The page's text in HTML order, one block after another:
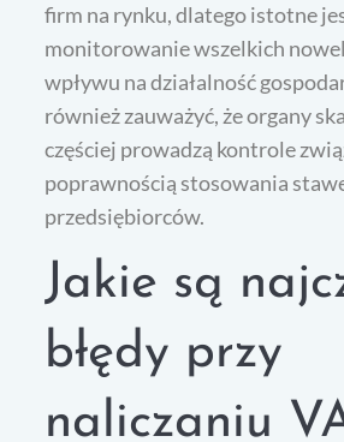
firm na rynku, dlatego istotne
monitorowanie wszelkich
wpływu na działalność
również zauważyć, że organy
częściej prowadzą kontrole
poprawnością stosowania
przedsiębiorców.
Jakie są
błędy przy
naliczaniu